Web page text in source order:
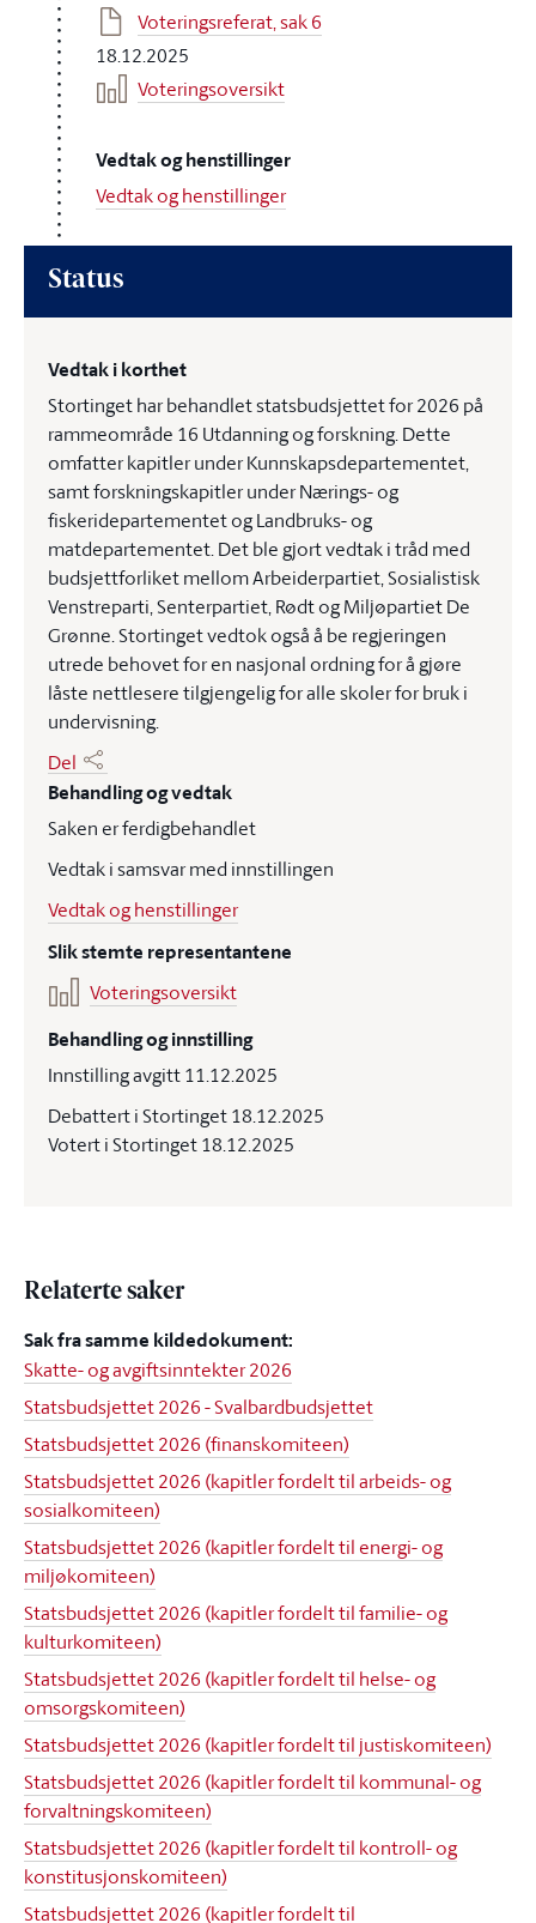
Voteringsreferat, sak 6
18.12.2025
Voteringsoversikt
Vedtak og henstillinger
Vedtak og henstillinger
Status
Vedtak i korthet
Stortinget har behandlet statsbudsjettet for 2026 på
rammeområde 16 Utdanning og forskning. Dette
omfatter kapitler under Kunnskapsdepartementet,
samt forskningskapitler under Nærings- og
fiskeridepartementet og Landbruks- og
matdepartementet. Det ble gjort vedtak i tråd med
budsjettforliket mellom Arbeiderpartiet, Sosialistisk
Venstreparti, Senterpartiet, Rødt og Miljøpartiet De
Grønne. Stortinget vedtok også å be regjeringen
utrede behovet for en nasjonal ordning for å gjøre
låste nettlesere tilgjengelig for alle skoler for bruk i
undervisning.
Del
Behandling og vedtak
Saken er ferdigbehandlet
Vedtak i samsvar med innstillingen
Vedtak og henstillinger
Slik stemte representantene
Voteringsoversikt
Behandling og innstilling
Innstilling avgitt 11.12.2025
Debattert i Stortinget 18.12.2025
Votert i Stortinget 18.12.2025
Relaterte saker
Sak fra samme kildedokument:
Skatte- og avgiftsinntekter 2026
Statsbudsjettet 2026 - Svalbardbudsjettet
Statsbudsjettet 2026 (finanskomiteen)
Statsbudsjettet 2026 (kapitler fordelt til arbeids- og
sosialkomiteen)
Statsbudsjettet 2026 (kapitler fordelt til energi- og
miljøkomiteen)
Statsbudsjettet 2026 (kapitler fordelt til familie- og
kulturkomiteen)
Statsbudsjettet 2026 (kapitler fordelt til helse- og
omsorgskomiteen)
Statsbudsjettet 2026 (kapitler fordelt til justiskomiteen)
Statsbudsjettet 2026 (kapitler fordelt til kommunal- og
forvaltningskomiteen)
Statsbudsjettet 2026 (kapitler fordelt til kontroll- og
konstitusjonskomiteen)
Statsbudsjettet 2026 (kapitler fordelt til